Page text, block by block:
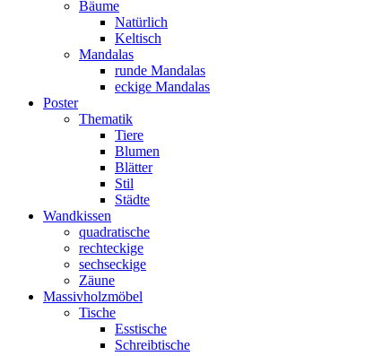
Bäume
Natürlich
Keltisch
Mandalas
runde Mandalas
eckige Mandalas
Poster
Thematik
Tiere
Blumen
Blätter
Stil
Städte
Wandkissen
quadratische
rechteckige
sechseckige
Zäune
Massivholzmöbel
Tische
Esstische
Schreibtische